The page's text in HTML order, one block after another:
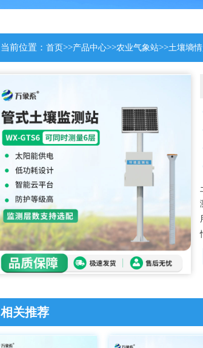
当前位置：首页>>产品中心>>农业气象站>>土壤墒
相关推荐